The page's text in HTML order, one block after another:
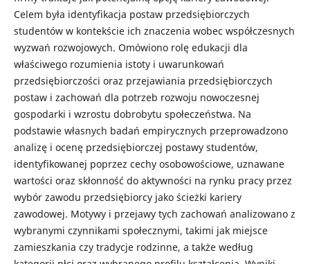
Celem była identyfikacja postaw przedsiębiorczych
studentów w kontekście ich znaczenia wobec współczesnych
wyzwań rozwojowych. Omówiono rolę edukacji dla
właściwego rozumienia istoty i uwarunkowań
przedsiębiorczości oraz przejawiania przedsiębiorczych
postaw i zachowań dla potrzeb rozwoju nowoczesnej
gospodarki i wzrostu dobrobytu społeczeństwa. Na
podstawie własnych badań empirycznych przeprowadzono
analizę i ocenę przedsiębiorczej postawy studentów,
identyfikowanej poprzez cechy osobowościowe, uznawane
wartości oraz skłonność do aktywności na rynku pracy przez
wybór zawodu przedsiębiorcy jako ścieżki kariery
zawodowej. Motywy i przejawy tych zachowań analizowano z
wybranymi czynnikami społecznymi, takimi jak miejsce
zamieszkania czy tradycje rodzinne, a także według